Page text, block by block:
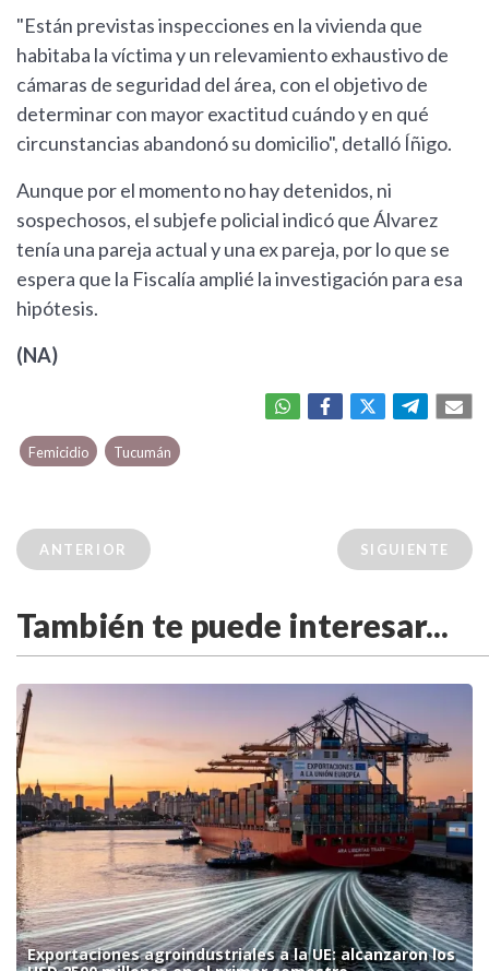
"Están previstas inspecciones en la vivienda que
habitaba la víctima y un relevamiento exhaustivo de
cámaras de seguridad del área, con el objetivo de
determinar con mayor exactitud cuándo y en qué
circunstancias abandonó su domicilio", detalló Íñigo.
Aunque por el momento no hay detenidos, ni
sospechosos, el subjefe policial indicó que Álvarez
tenía una pareja actual y una ex pareja, por lo que se
espera que la Fiscalía amplié la investigación para esa
hipótesis.
(NA)
Femicidio Tucumán
ANTERIOR SIGUIENTE
También te puede interesar...
Exportaciones agroindustriales a la UE: alcanzaron los